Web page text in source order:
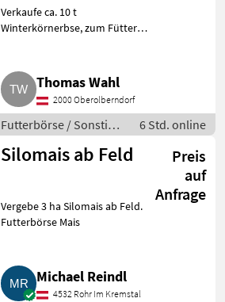
Verkaufe ca. 10 t
Winterkörnerbse, zum Füttern,
Futternutzung. Futterbörse
Sonstige Futtermittel
Thomas Wahl
2000 Oberolberndorf
Futterbörse / Sonstige
Futtermittel
6 Std. online
Silomais ab Feld
Preis
auf
Anfrage
Vergebe 3 ha Silomais ab Feld.
Futterbörse Mais
Michael Reindl
4532 Rohr Im Kremstal